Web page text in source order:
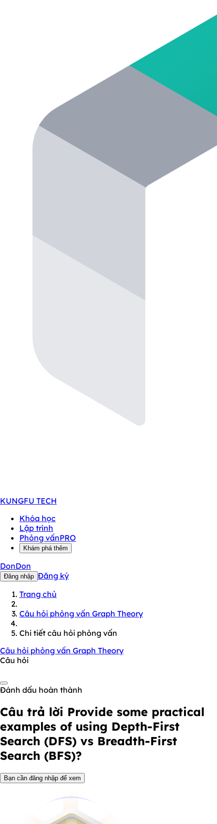
KUNGFU TECH
Khóa học
Lập trình
Phỏng vấnPRO
Khám phá thêm
DonDon
Đăng nhập Đăng ký
Trang chủ
Câu hỏi phỏng vấn Graph Theory
Chi tiết câu hỏi phỏng vấn
Câu hỏi phỏng vấn Graph Theory
Câu hỏi
Đánh dấu hoàn thành
Câu trả lời Provide some practical
examples of using Depth-First
Search (DFS) vs Breadth-First
Search (BFS)?
Bạn cần đăng nhập để xem